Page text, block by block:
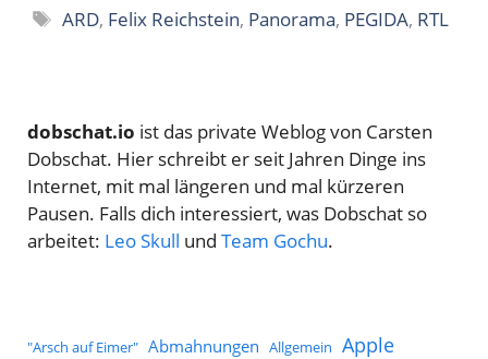
Schlagwörter
ARD, Felix Reichstein, Panorama, PEGIDA, RTL
dobschat.io ist das private Weblog von Carsten
Dobschat. Hier schreibt er seit Jahren Dinge ins
Internet, mit mal längeren und mal kürzeren
Pausen. Falls dich interessiert, was Dobschat so
arbeitet: Leo Skull und Team Gochu.
"Arsch auf Eimer" Abmahnungen Allgemein Apple